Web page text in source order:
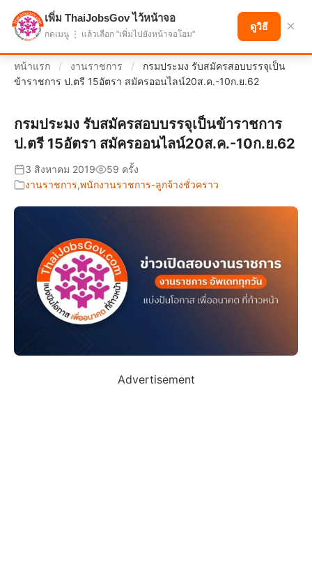
แบ่งปันโอกาส เพื่ออนาคตที่ก้าวหน้า
หน้าแรก / งานราชการ /
กรมประมง รับสมัครสอบบรรจุเป็น
ข้าราชการ ป.ตรี 15อัตรา สมัครออนไลน์20ส.ค.-10ก.ย.62
กรมประมง รับสมัครสอบบรรจุเป็นข้าราชการ
ป.ตรี 15อัตรา สมัครออนไลน์20ส.ค.-10ก.ย.62
3 สิงหาคม 2019
59 ครั้ง
งานราชการ,พนักงานราชการ-ลูกจ้างชั่วคราว
Advertisement
เพิ่ม ThaiJobsGov ไว้หน้าจอ
กดเมนู ⋮ แล้วเลือก "เพิ่มไปยังหน้าจอโฮม"
ดูวิธี ×